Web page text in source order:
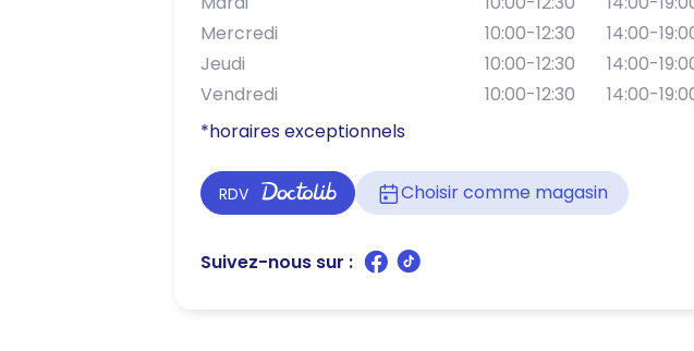
Mercredi
10:00-12:30
14:00-
Jeudi
10:00-12:30
14:00-
Vendredi
10:00-12:30
14:00-
*horaires exceptionnels
RDV Choisir comme magasin
Suivez-nous sur :